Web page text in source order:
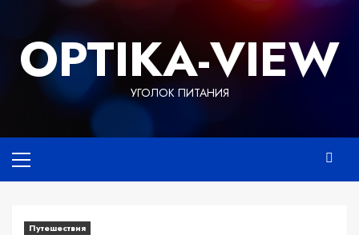
содержимому
OPTIKA-VIEW
УГОЛОК ПИТАНИЯ
меню
Путешествия